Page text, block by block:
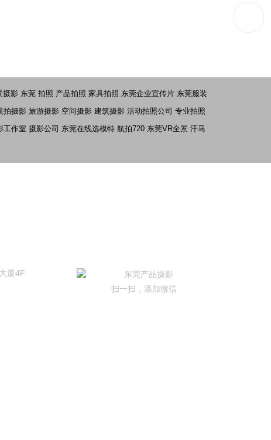
摄影 东莞 拍照 产品拍照 家具拍照 东莞企业宣传片 东莞服装
拍摄影 旅游摄影 空间摄影 建筑摄影 活动拍照公司 专业拍照
工作室 摄影公司 东莞在线选模特 航拍720 东莞VR全景 汗马
厦4F
扫一扫，添加微信